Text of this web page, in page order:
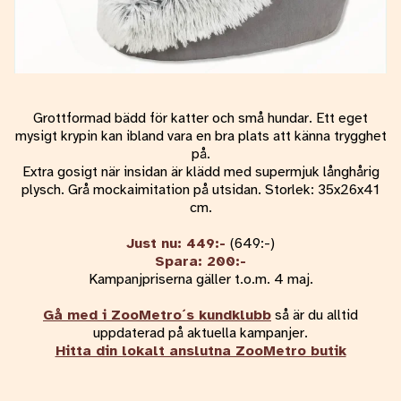
Grottformad bädd för katter och små hundar. Ett eget
mysigt krypin kan ibland vara en bra plats att känna trygghet
på.
Extra gosigt när insidan är klädd med supermjuk långhårig
plysch. Grå mockaimitation på utsidan. Storlek: 35x26x41
cm.
Just nu: 449:- (649:-)
Spara: 200:-
Kampanjpriserna gäller t.o.m. 4 maj.
Gå med i ZooMetro´s kundklubb så är du alltid
uppdaterad på aktuella kampanjer.
Hitta din lokalt anslutna ZooMetro butik